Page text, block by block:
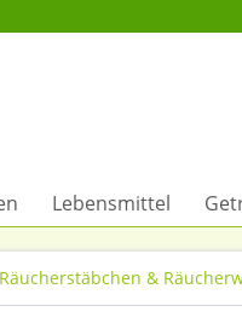
Lebensmittel
Räucherstäbchen &